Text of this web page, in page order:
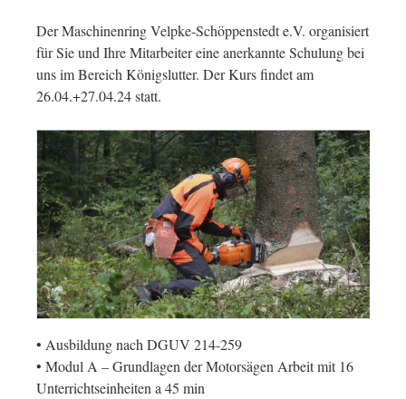
Der Maschinenring Velpke-Schöppenstedt e.V. organisiert
für Sie und Ihre Mitarbeiter eine anerkannte Schulung bei
uns im Bereich Königslutter. Der Kurs findet am
26.04.+27.04.24 statt.
• Ausbildung nach DGUV 214-259
• Modul A – Grundlagen der Motorsägen Arbeit mit 16
Unterrichtseinheiten a 45 min